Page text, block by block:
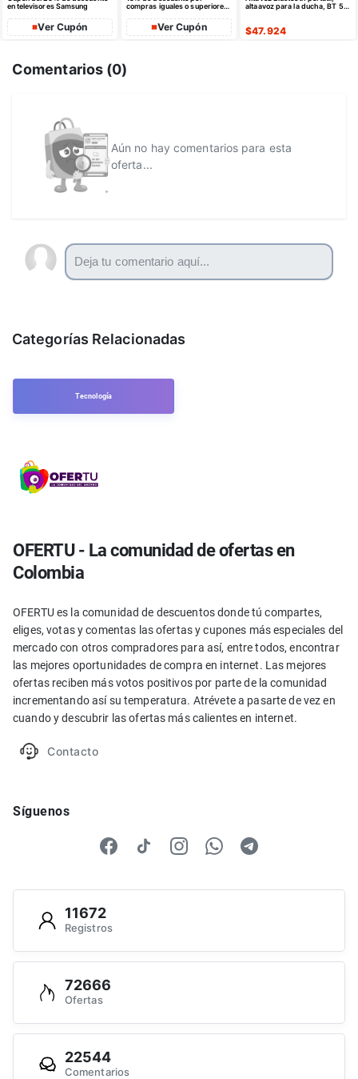
en televisores Samsung
Ver Cupón
compras iguales o superiores
de dto
Ver Cupón
altaavoz para la ducha, BT 5.4
$47.924
Comentarios (0)
Aún no hay comentarios para esta
oferta...
Categorías Relacionadas
Tecnología
OFERTU - La comunidad de ofertas en
Colombia
OFERTU es la comunidad de descuentos donde tú compartes,
eliges, votas y comentas las ofertas y cupones más especiales del
mercado con otros compradores para así, entre todos, encontrar
las mejores oportunidades de compra en internet. Las mejores
ofertas reciben más votos positivos por parte de la comunidad
incrementando así su temperatura. Atrévete a pasarte de vez en
cuando y descubrir las ofertas más calientes en internet.
Contacto
Síguenos
11672
Registros
72666
Ofertas
22544
Comentarios